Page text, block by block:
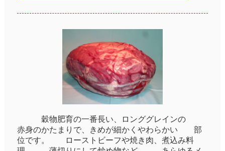
穀物肥育の一番長い、ロンググレインの
赤身のかたまりで、きめが細かくやわらかい 部
位です。 ローストビーフや焼き肉、煮込み料